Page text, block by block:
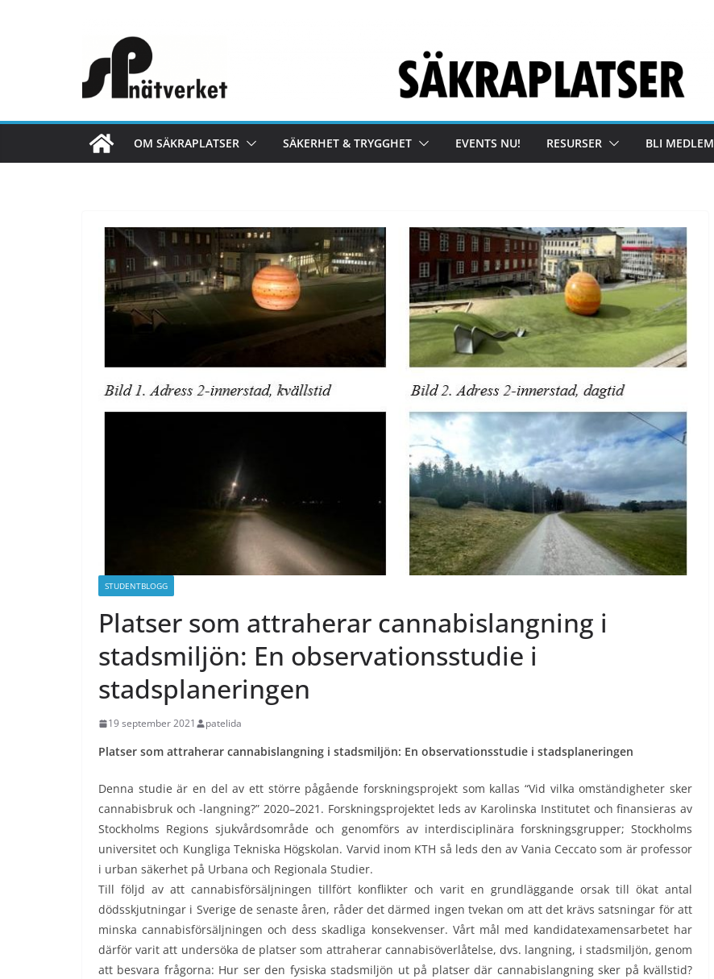
OM SÄKRAPLATSER SÄKERHET & TRYGGHET EVENTS NU! RESURSER BLI MEDLEM
STUDENTBLOGG
Platser som attraherar cannabislangning i
stadsmiljön: En observationsstudie i
stadsplaneringen
19 september 2021 patelida
Platser som attraherar cannabislangning i stadsmiljön: En observationsstudie i stadsplaneringen
Denna studie är en del av ett större pågående forskningsprojekt som kallas “Vid vilka omständigheter sker
cannabisbruk och -langning?” 2020–2021. Forskningsprojektet leds av Karolinska Institutet och finansieras av
Stockholms Regions sjukvårdsområde och genomförs av interdisciplinära forskningsgrupper; Stockholms
universitet och Kungliga Tekniska Högskolan. Varvid inom KTH så leds den av Vania Ceccato som är professor
i urban säkerhet på Urbana och Regionala Studier.
Till följd av att cannabisförsäljningen tillfört konflikter och varit en grundläggande orsak till ökat antal
dödsskjutningar i Sverige de senaste åren, råder det därmed ingen tvekan om att det krävs satsningar för att
minska cannabisförsäljningen och dess skadliga konsekvenser. Vårt mål med kandidatexamensarbetet har
därför varit att undersöka de platser som attraherar cannabisöverlåtelse, dvs. langning, i stadsmiljön, genom
att besvara frågorna: Hur ser den fysiska stadsmiljön ut på platser där cannabislangning sker på kvällstid?